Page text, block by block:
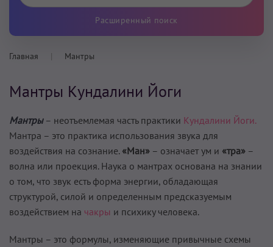
Расширенный поиск
Главная Мантры
Мантры Кундалини Йоги
Мантры– неотъемлемая часть практики Кундалини Йоги.
Мантра – это практика использования звука для
воздействия на сознание. «Ман» – означает ум и «тра» –
волна или проекция. Наука о мантрах основана на знании
о том, что звук есть форма энергии, обладающая
структурой, силой и определенным предсказуемым
воздействием на чакры и психику человека.
Мантры – это формулы, изменяющие привычные схемы